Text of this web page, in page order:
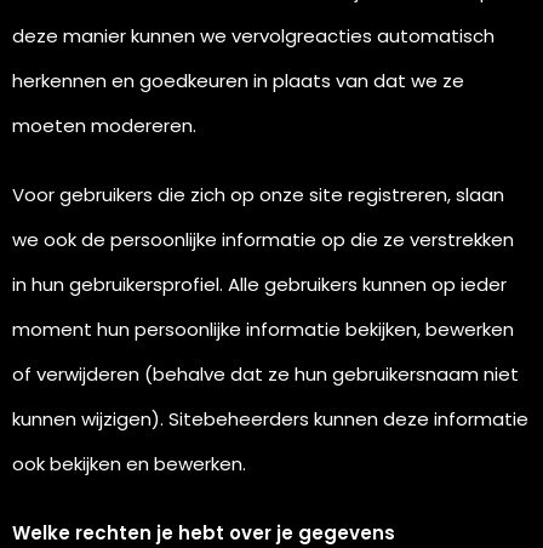
deze manier kunnen we vervolgreacties automatisch
herkennen en goedkeuren in plaats van dat we ze
moeten modereren.
Voor gebruikers die zich op onze site registreren, slaan
we ook de persoonlijke informatie op die ze verstrekken
in hun gebruikersprofiel. Alle gebruikers kunnen op ieder
moment hun persoonlijke informatie bekijken, bewerken
of verwijderen (behalve dat ze hun gebruikersnaam niet
kunnen wijzigen). Sitebeheerders kunnen deze informatie
ook bekijken en bewerken.
Welke rechten je hebt over je gegevens